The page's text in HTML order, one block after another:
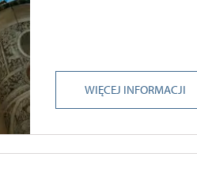
WIĘCEJ INFORMACJI